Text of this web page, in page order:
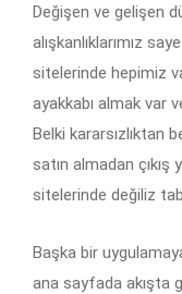
Değişen ve gelişen
alışkanlıklarımız
sitelerinde hepimiz
ayakkabı almak var
Belki kararsızlıktan
satın almadan
sitelerinde değiliz
Başka bir
ana sayfada akışta